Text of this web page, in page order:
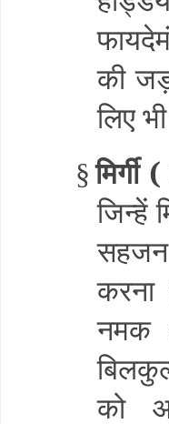
की
लिए
§ मिर्गी (
जिन्हें
सहजन
करना
नमक
को